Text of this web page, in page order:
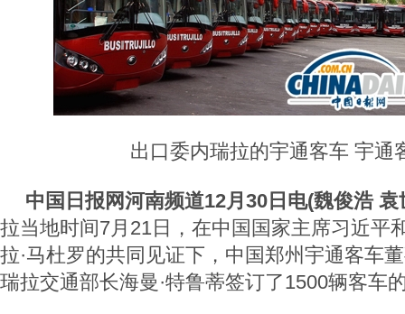
出口委内瑞拉的宇通客车 宇通
中国日报网河南频道12月30日电(魏俊浩
拉当地时间7月21日，在中国国家主席习近平
拉·马杜罗的共同见证下，中国郑州宇通客车
瑞拉交通部长海曼·特鲁蒂签订了1500辆客车